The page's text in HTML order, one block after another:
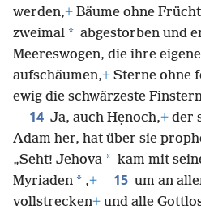
werden,+ Bäume ohne
zweimal * abgestorben und
Meereswogen, die ihre
aufschäumen,+ Sterne ohne
ewig die schwärzeste
14 Ja, auch Hẹnoch,+ der
Adam her, hat über sie
„Seht! Jehova * kam mit
Myriaden * ,+ 15 um an
vollstrecken+ und alle